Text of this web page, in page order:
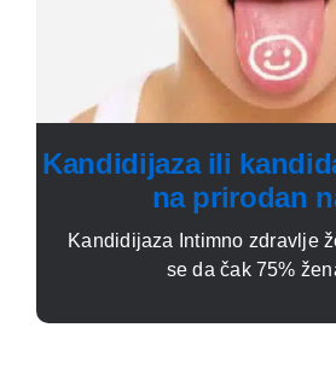
Kandidijaza ili
na prirodan
Kandidijaza Intimno zdravlje
se da čak 75%